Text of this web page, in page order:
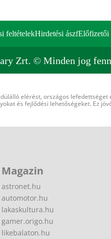
feltételekHirdetési ászfElőfizetői
Zrt. © Minden jog
elérést, országos lefedettséget
és fejlődési lehetőségeket. Ez
Magazin
astronet.hu
automotor.hu
lakaskultura.hu
gamer.origo.hu
likebalaton.hu